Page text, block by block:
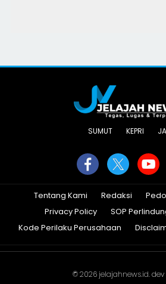
SUMUT KEPRI
Tentang Kami Redaksi
Privacy Policy
SOP
Kode Perilaku Perusahaan
© 2026 jelajahnews.id. dev